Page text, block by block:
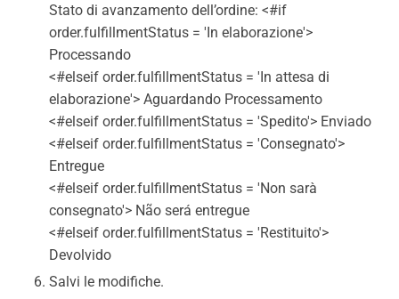
Stato di avanzamento dell’ordine: <#if
order.fulfillmentStatus = 'In elaborazione'>
Processando
<#elseif order.fulfillmentStatus = 'In attesa di
elaborazione'> Aguardando Processamento
<#elseif order.fulfillmentStatus = 'Spedito'> Enviado
<#elseif order.fulfillmentStatus = 'Consegnato'>
Entregue
<#elseif order.fulfillmentStatus = 'Non sarà
consegnato'> Não será entregue
<#elseif order.fulfillmentStatus = 'Restituito'>
Devolvido
Salvi le modifiche.